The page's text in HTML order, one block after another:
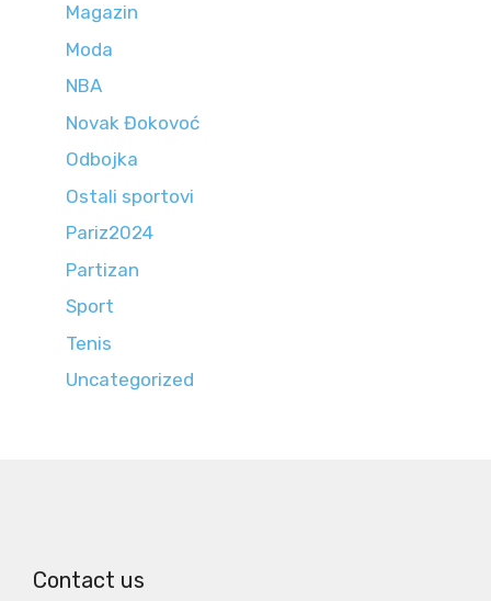
Magazin
Moda
NBA
Novak Đokovoć
Odbojka
Ostali sportovi
Pariz2024
Partizan
Sport
Tenis
Uncategorized
Contact us